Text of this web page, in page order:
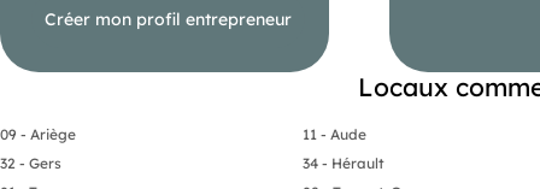
Créer mon profil entrepreneur
Locaux
09 - Ariège 11 - Aude
32 - Gers
34 - Hérault